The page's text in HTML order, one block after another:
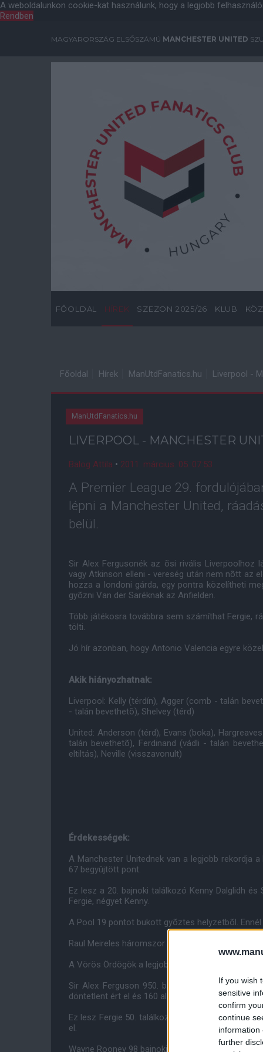
If you wish
sensitive
confirm
continue
information
further
A weboldalunkon cookie-kat használunk, hogy a legjobb
Rendben
MAGYARORSZÁG ELSŐSZÁMÚ MANCHESTER UNITED
FŐOLDAL HÍREK SZEZON 2025/26 KLUB
Főoldal Hírek ManUtdFanatics.hu Liverpool -
ManUtdFanatics.hu
LIVERPOOL - MANCHESTER
Balog Attila • 2011. március. 05. 07:53
A Premier League 29.
lépni a Manchester United,
belül.
Sir Alex Fergusonék az õsi rivális Liverpoolhoz
vagy Atkinson elleni - vereség után nem nõtt az
hozza a londoni gárda, egy pontra közelítheti
gyõzni Van der Saréknak az Anfielden.
Több játékosra továbbra sem számíthat Fergie,
tölti.
Jó hír azonban, hogy Antonio Valencia egyre
Akik hiányozhatnak:
Liverpool: Kelly (térdín), Agger (comb - talán
- talán bevethetõ), Shelvey (térd)
United: Anderson (térd), Evans (boka),
talán bevethetõ), Ferdinand (vádli - talán
eltiltás), Neville (visszavonult)
Érdekességek:
A Manchester Unitednek van a legjobb rekordja
67 begyûjtött pont.
Ez lesz a 20. bajnoki találkozó Kenny Dalglidh
Fergie, négyet Kenny.
A Pool 19 pontot bukott gyõztes helyzetbõl.
Raul Meireles háromszor volt eredményes az
A Vörös Ördögök a legjobb góllövõk a Premier
Sir Alex Ferguson 950. bajnoki mérkõzése
döntetlent ért el és 160 alkalommal szenvedett
Ez lesz Fergie 50. találkozója a Liverpool ellen.
el.
Wayne Rooney 98 bajnoki gólnál jár a United